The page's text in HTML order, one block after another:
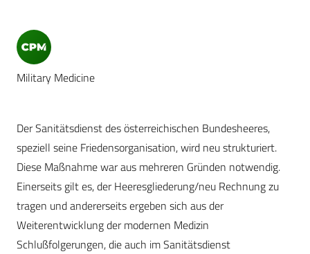
Military Medicine
Der Sanitätsdienst des österreichischen Bundesheeres,
speziell seine Friedensorganisation, wird neu strukturiert.
Diese Maßnahme war aus mehreren Gründen notwendig.
Einerseits gilt es, der Heeresgliederung/neu Rechnung zu
tragen und andererseits ergeben sich aus der
Weiterentwicklung der modernen Medizin
Schlußfolgerungen, die auch im Sanitätsdienst